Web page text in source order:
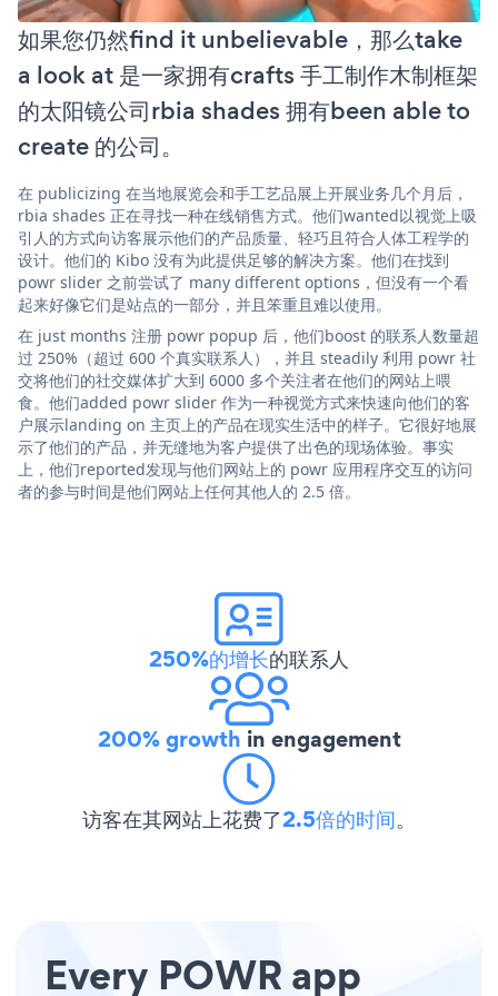
如果您仍然find it unbelievable，那么take
a look at 是一家拥有crafts 手工制作木制框架
的太阳镜公司rbia shades 拥有been able to
create 的公司。
在 publicizing 在当地展览会和手工艺品展上开展业务几个月后，
rbia shades 正在寻找一种在线销售方式。他们wanted以视觉上吸
引人的方式向访客展示他们的产品质量、轻巧且符合人体工程学的
设计。他们的 Kibo 没有为此提供足够的解决方案。他们在找到
powr slider 之前尝试了 many different options，但没有一个看
起来好像它们是站点的一部分，并且笨重且难以使用。
在 just months 注册 powr popup 后，他们boost 的联系人数量超
过 250%（超过 600 个真实联系人），并且 steadily 利用 powr 社
交将他们的社交媒体扩大到 6000 多个关注者在他们的网站上喂
食。他们added powr slider 作为一种视觉方式来快速向他们的客
户展示landing on 主页上的产品在现实生活中的样子。它很好地展
示了他们的产品，并无缝地为客户提供了出色的现场体验。事实
上，他们reported发现与他们网站上的 powr 应用程序交互的访问
者的参与时间是他们网站上任何其他人的 2.5 倍。
250%的增长的联系人
200% growth in engagement
访客在其网站上花费了2.5倍的时间。
Every POWR app